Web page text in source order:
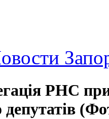
РНС
депутатів